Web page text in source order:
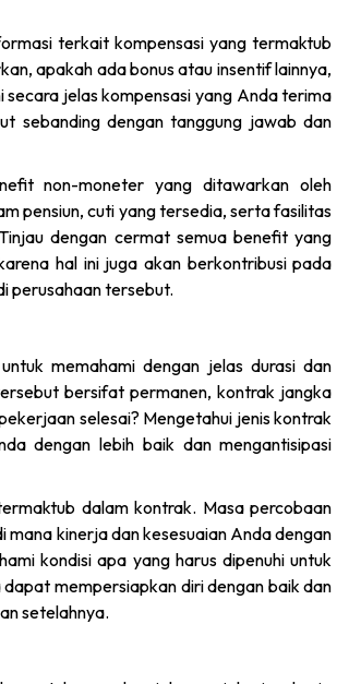
terkait kompensasi yang termaktub
apakah ada bonus atau insentif lainnya,
jelas kompensasi yang Anda terima
sebanding dengan tanggung jawab dan
non-moneter yang ditawarkan oleh
pensiun, cuti yang tersedia, serta fasilitas
dengan cermat semua benefit yang
hal ini juga akan berkontribusi pada
perusahaan tersebut.
memahami dengan jelas durasi dan
bersifat permanen, kontrak jangka
selesai? Mengetahui jenis kontrak
dengan lebih baik dan mengantisipasi
dalam kontrak. Masa percobaan
kinerja dan kesesuaian Anda dengan
kondisi apa yang harus dipenuhi untuk
mempersiapkan diri dengan baik dan
setelahnya.